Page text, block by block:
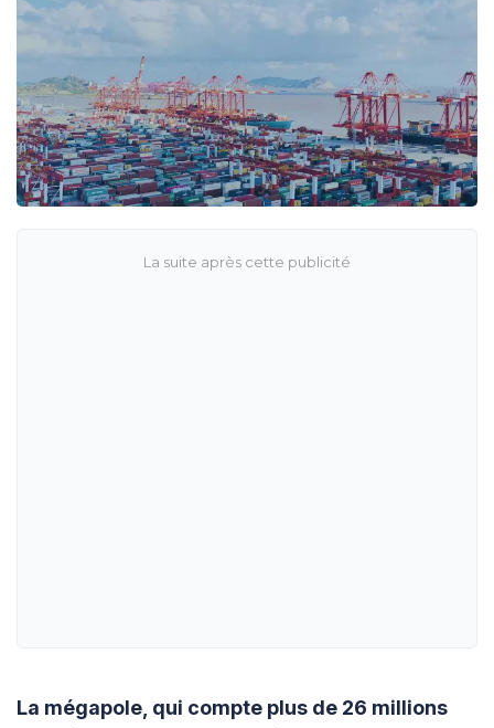
La mégapole, qui compte plus de 26 millions